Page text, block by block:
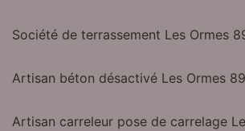
Société de terrassement Les Ormes
Artisan béton désactivé Les Ormes
Artisan carreleur pose de carrelage